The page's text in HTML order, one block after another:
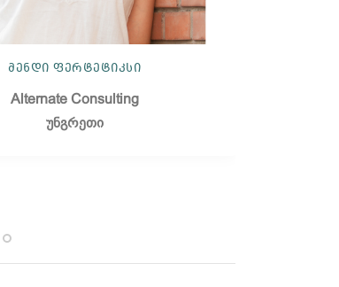
მენდი ფერტეტიკსი
Alternate Consulting
უნგრეთი